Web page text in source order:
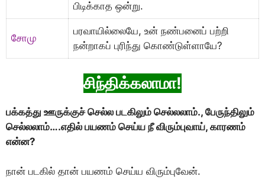
பிடிக்காத ஒன்று.
சோமு
பரவாயில்லையே, உன் நண்பனைப் பற்றி
நன்றாகப் புரிந்து கொண்டுள்ளாயே?
சிந்திக்கலாமா!
பக்கத்து ஊருக்குச் செல்ல படகிலும் செல்லலாம்., பேருந்திலும்
செல்லலாம்….எதில் பயணம் செய்ய நீ விரும்புவாய், காரணம்
என்ன?
நான் படகில் தான் பயணம் செய்ய விரும்புவேன்.